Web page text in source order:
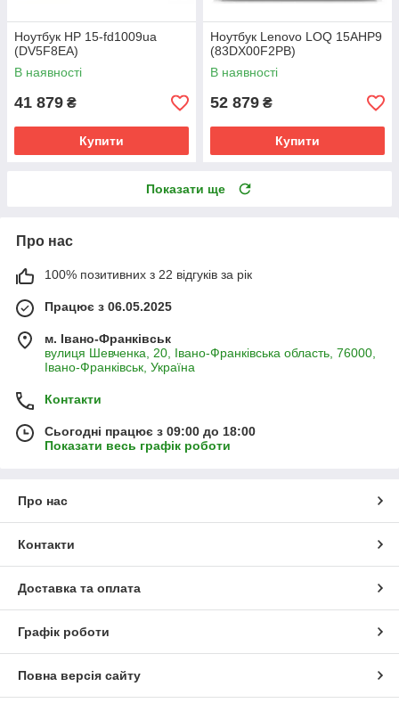
Ноутбук HP 15-fd1009ua
(DV5F8EA)
В наявності
41 879 ₴
Купити
Ноутбук Lenovo LOQ 15AHP9
(83DX00F2PB)
В наявності
52 879 ₴
Купити
Показати ще
Про нас
100% позитивних з 22 відгуків за рік
Працює з 06.05.2025
м. Івано-Франківськ
вулиця Шевченка, 20, Івано-Франківська область, 76000,
Івано-Франківськ, Україна
Контакти
Сьогодні працює з 09:00 до 18:00
Показати весь графік роботи
Про нас
Контакти
Доставка та оплата
Графік роботи
Повна версія сайту